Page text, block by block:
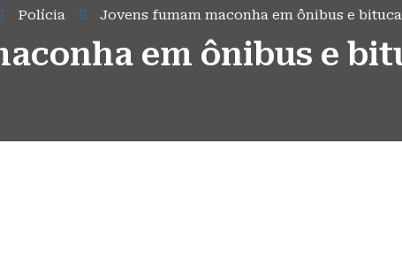
Polícia Jovens fumam maconha em ônibus e
em ônibus e